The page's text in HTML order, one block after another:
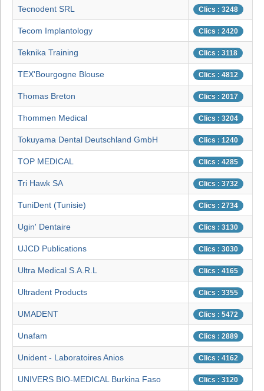
Tecnodent SRL Clics : 3248
Tecom Implantology Clics : 2420
Teknika Training Clics : 3118
TEX'Bourgogne Blouse Clics : 4812
Thomas Breton Clics : 2017
Thommen Medical Clics : 3204
Tokuyama Dental Deutschland GmbH Clics : 1240
TOP MEDICAL Clics : 4285
Tri Hawk SA Clics : 3732
TuniDent (Tunisie) Clics : 2734
Ugin' Dentaire Clics : 3130
UJCD Publications Clics : 3030
Ultra Medical S.A.R.L Clics : 4165
Ultradent Products Clics : 3355
UMADENT Clics : 5472
Unafam Clics : 2889
Unident - Laboratoires Anios Clics : 4162
UNIVERS BIO-MEDICAL Burkina Faso Clics : 3120